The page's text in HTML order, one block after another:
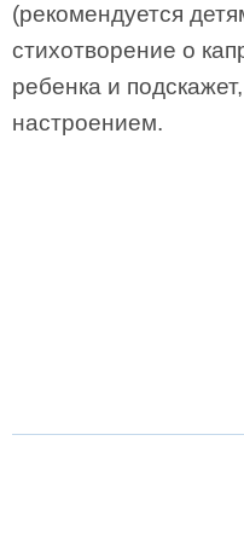
(рекомендуется
стихотворение о
ребенка и
настроением.